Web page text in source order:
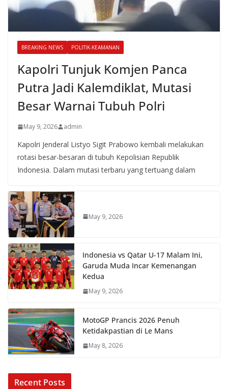
BREAKING NEWS POLITIK-KEAMANAN
Kapolri Tunjuk Komjen Panca
Putra Jadi Kalemdiklat, Mutasi
Besar Warnai Tubuh Polri
May 9, 2026 admin
Kapolri Jenderal Listyo Sigit Prabowo kembali melakukan
rotasi besar-besaran di tubuh Kepolisian Republik
Indonesia. Dalam mutasi terbaru yang tertuang dalam
May 9, 2026
Indonesia vs Qatar U-17 Malam Ini,
Garuda Muda Incar Kemenangan
Kedua
May 9, 2026
MotoGP Prancis 2026 Penuh
Ketidakpastian di Le Mans
May 8, 2026
Recent Posts